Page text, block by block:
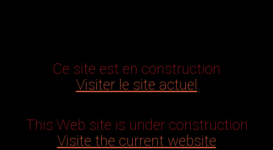
Ce site est en construction
Visiter le site actuel
This Web site is under construction
Visite the current website